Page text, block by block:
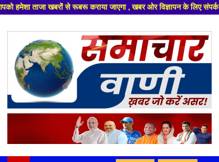
, खबर ओर विज्ञापन के लिए संपर्क करे +91 8329626839 ,हमारे
content